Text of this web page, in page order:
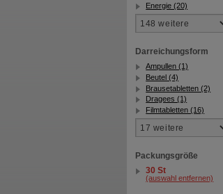
Energie (20)
Darreichungsform
Ampullen (1)
Beutel (4)
Brausetabletten (2)
Dragees (1)
Filmtabletten (16)
Packungsgröße
30 St
(auswahl entfernen)